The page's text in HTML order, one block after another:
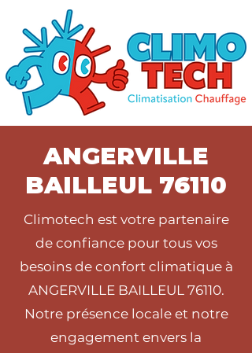
ANGERVILLE
BAILLEUL 76110
Climotech est votre partenaire
de confiance pour tous vos
besoins de confort climatique à
ANGERVILLE BAILLEUL 76110.
Notre présence locale et notre
engagement envers la